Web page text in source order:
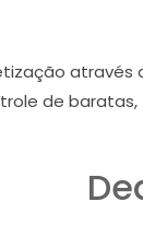
através
de baratas,